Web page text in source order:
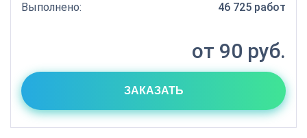
Выполнено:
46 725 работ
от 90 руб.
ЗАКАЗАТЬ